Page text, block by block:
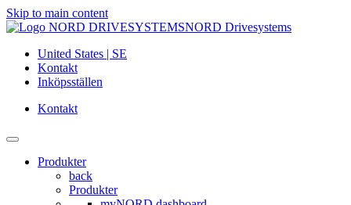
Skip to main content
NORD Drivesystems
United States | SE
Kontakt
Inköpsställen
Kontakt
Produkter
back
Produkter